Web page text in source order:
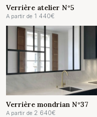
Verrière atelier N°5
A partir de 1 440€
Verrière mondrian N°37
A partir de 2 640€